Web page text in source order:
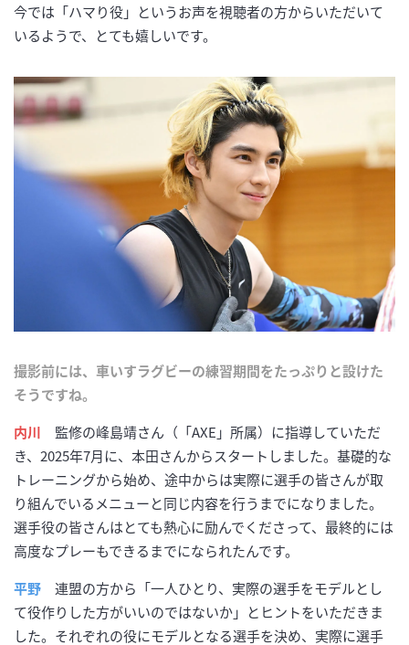
今では「ハマり役」というお声を視聴者の方からいただいて
いるようで、とても嬉しいです。
撮影前には、車いすラグビーの練習期間をたっぷりと設けた
そうですね。
内川 監修の峰島靖さん（「AXE」所属）に指導していただ
き、2025年7月に、本田さんからスタートしました。基礎的な
トレーニングから始め、途中からは実際に選手の皆さんが取
り組んでいるメニューと同じ内容を行うまでになりました。
選手役の皆さんはとても熱心に励んでくださって、最終的には
高度なプレーもできるまでになられたんです。
平野 連盟の方から「一人ひとり、実際の選手をモデルとし
て役作りした方がいいのではないか」とヒントをいただきま
した。それぞれの役にモデルとなる選手を決め、実際に選手